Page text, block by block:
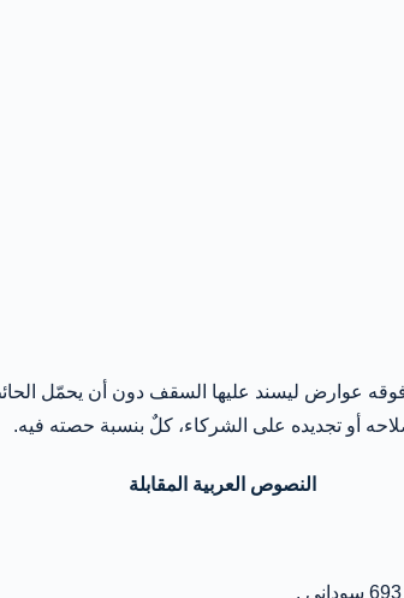
النصوص العربية المقابلة